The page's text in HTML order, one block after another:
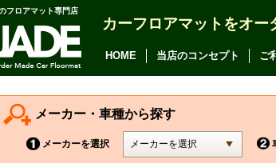
フロアマット専門店
カーフロアマットをオー
HOME 当店のコンセプト ご
メーカー・車種から探す
メーカーを選択
アルファード
ヴェルファイア
カムリ
カローラ アクシオ